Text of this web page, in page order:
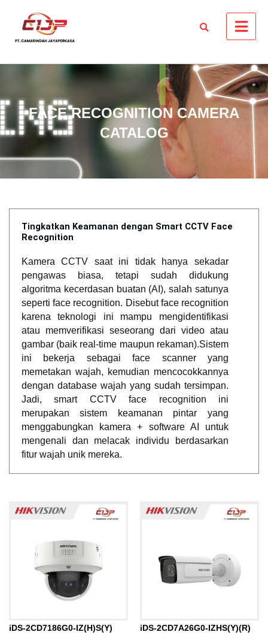
FACE RECOGNITION CAMERA
CATALOG
Tingkatkan Keamanan dengan Smart CCTV Face
Recognition
Kamera CCTV saat ini tidak hanya sekadar
pengawas biasa, tetapi sudah didukung
algoritma kecerdasan buatan (AI), salah satunya
seperti face recognition. Disebut face recognition
karena teknologi ini mampu mengidentifikasi
atau memverifikasi seseorang dari video atau
gambar (baik real-time maupun rekaman).Sistem
ini bekerja sebagai face scanner yang
memetakan wajah, kemudian mencocokkannya
dengan database wajah yang sudah tersimpan.
Jadi, smart CCTV face recognition ini
merupakan sistem keamanan pintar yang
menggabungkan kamera + software AI untuk
mengenali dan melacak individu berdasarkan
fitur wajah unik mereka.
iDS-2CD7186G0-IZ(H)S(Y)
iDS-2CD7A26G0-IZHS(Y)(R)